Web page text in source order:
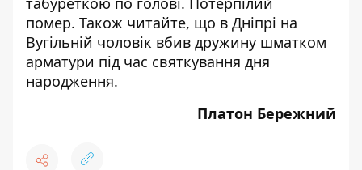
помер. Також читайте, що в Дніпрі на
Вугільній чоловік вбив дружину шматком
арматури під час святкування дня
народження.
Платон Бережний